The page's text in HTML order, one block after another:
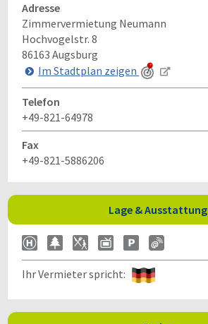
Adresse
Zimmervermietung Neumann
Hochvogelstr. 8
86163 Augsburg
Im Stadtplan zeigen
Telefon
+49-821-64978
Fax
+49-821-5886206
Lage & Ausstattung
Ihr Vermieter spricht: